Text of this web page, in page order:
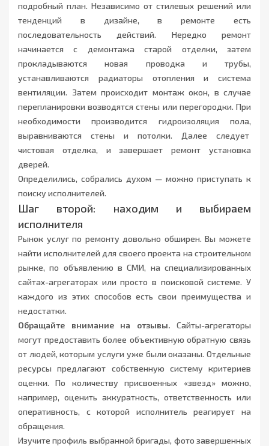
подробный план. Независимо от стилевых решений или
тенденций в дизайне, в ремонте есть
последовательность действий. Нередко ремонт
начинается с демонтажа старой отделки, затем
прокладываются новая проводка и трубы,
устанавливаются радиаторы отопления и система
вентиляции. Затем происходит монтаж окон, в случае
перепланировки возводятся стены или перегородки. При
необходимости производится гидроизоляция пола,
выравниваются стены и потолки. Далее следует
чистовая отделка, и завершает ремонт установка
дверей.
Определились, собрались духом — можно приступать к
поиску исполнителей.
Шаг второй: находим и выбираем
исполнителя
Рынок услуг по ремонту довольно обширен. Вы можете
найти исполнителей для своего проекта на строительном
рынке, по объявлению в СМИ, на специализированных
сайтах-агрегаторах или просто в поисковой системе. У
каждого из этих способов есть свои преимущества и
недостатки.
Обращайте внимание на отзывы. Cайты-агрегаторы
могут предоставить более объективную обратную связь
от людей, которым услуги уже были оказаны. Отдельные
ресурсы предлагают собственную систему критериев
оценки. По количеству присвоенных «звезд» можно,
например, оценить аккуратность, ответственность или
оперативность, с которой исполнитель реагирует на
обращения.
Изучите профиль выбранной бригады, фото завершенных